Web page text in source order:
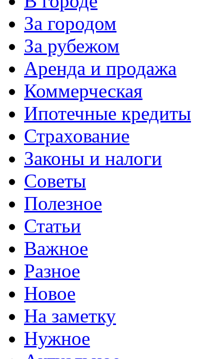
За городом
За рубежом
Аренда и продажа
Коммерческая
Ипотечные кредиты
Страхование
Законы и налоги
Советы
Полезное
Статьи
Важное
Разное
Новое
На заметку
Нужное